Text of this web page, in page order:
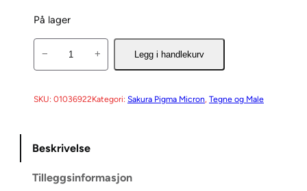
På lager
u
P
g
− + Legg i handlekurv
SKU: 01036922Kategori: Sakura Pigma Micron, Tegne og Male
Beskrivelse
Tilleggsinformasjon